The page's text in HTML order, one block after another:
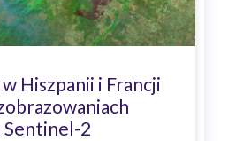
Hiszpanii i Francji
2